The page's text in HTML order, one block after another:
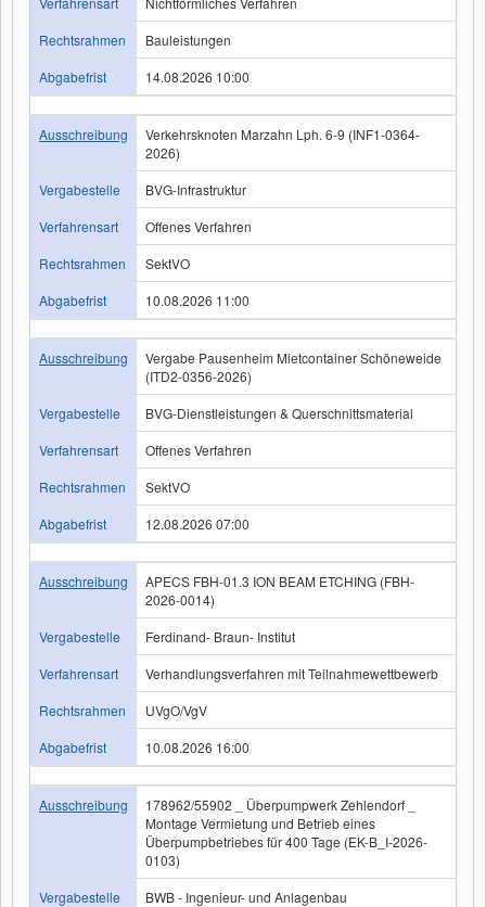
Rechtsrahmen
Bauleistungen
Abgabefrist
14.08.2026 10:00
Ausschreibung
Verkehrsknoten Marzahn Lph. 6-9 (INF1-0364-
2026)
Vergabestelle
BVG-Infrastruktur
Verfahrensart
Offenes Verfahren
Rechtsrahmen
SektVO
Abgabefrist
10.08.2026 11:00
Ausschreibung
Vergabe Pausenheim Mietcontainer Schöneweide
(ITD2-0356-2026)
Vergabestelle
BVG-Dienstleistungen & Querschnittsmaterial
Verfahrensart
Offenes Verfahren
Rechtsrahmen
SektVO
Abgabefrist
12.08.2026 07:00
Ausschreibung
APECS FBH-01.3 ION BEAM ETCHING (FBH-
2026-0014)
Vergabestelle
Ferdinand- Braun- Institut
Verfahrensart
Verhandlungsverfahren mit Teilnahmewettbewerb
Rechtsrahmen
UVgO/VgV
Abgabefrist
10.08.2026 16:00
Ausschreibung
178962/55902 _ Überpumpwerk Zehlendorf _
Montage Vermietung und Betrieb eines
Überpumpbetriebes für 400 Tage (EK-B_I-2026-
0103)
Vergabestelle
BWB - Ingenieur- und Anlagenbau